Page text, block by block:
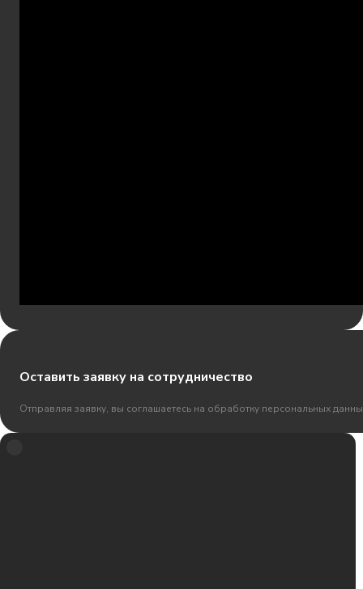
Оставить заявку на сотрудничество
Отправляя заявку, вы соглашаетесь на обработку персональных